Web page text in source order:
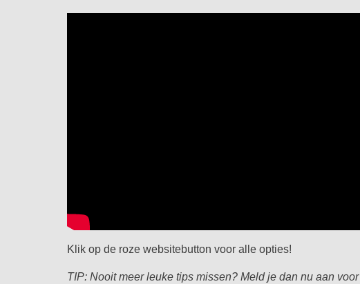
Klik op de roze websitebutton voor alle opties!
TIP: Nooit meer leuke tips missen? Meld je dan nu aan voor